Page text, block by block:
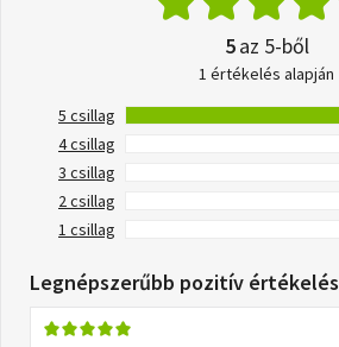
5az 5-ből
1 értékelés alapján
5 csillag
4 csillag
3 csillag
2 csillag
1 csillag
Legnépszerűbb pozitív értékelés